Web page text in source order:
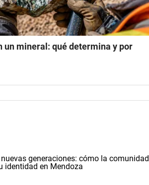
un mineral: qué determina y por